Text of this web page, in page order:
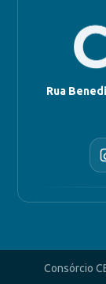
Rua
Consórcio